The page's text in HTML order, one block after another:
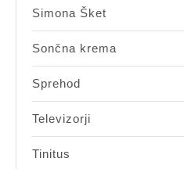
Simona Šket
Sončna krema
Sprehod
Televizorji
Tinitus